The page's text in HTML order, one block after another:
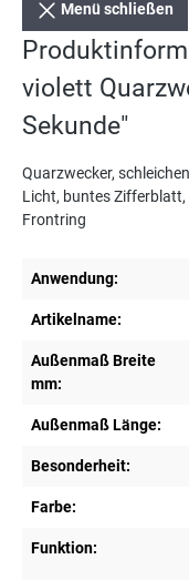
Menü schließen
violett
Sekunde"
Quarzwecker,
Licht, buntes
Frontring
Anwendung:
Artikelname:
Außenmaß Breite
mm:
Außenmaß Länge:
Besonderheit:
Farbe:
Funktion: